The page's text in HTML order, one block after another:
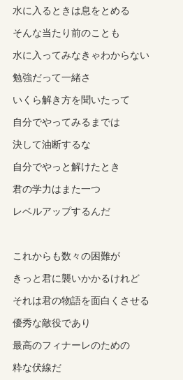
水に入るときは息をとめる
そんな当たり前のことも
水に入ってみなきゃわからない
勉強だって一緒さ
いくら解き方を聞いたって
自分でやってみるまでは
決して油断するな
自分でやっと解けたとき
君の学力はまた一つ
レベルアップするんだ
これからも数々の困難が
きっと君に襲いかかるけれど
それは君の物語を面白くさせる
優秀な敵役であり
最高のフィナーレのための
粋な伏線だ